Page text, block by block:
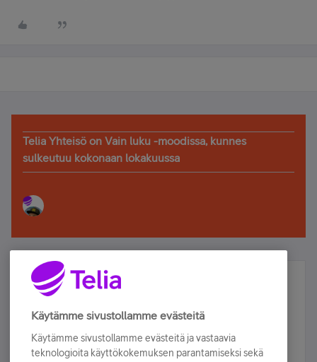
Telia Yhteisö on Vain luku -moodissa, kunnes
sulkeutuu kokonaan lokakuussa
Älä jää paitsi – osallistu ja voita!
Tilaa Telian uutiskirje ja olet mukana arvonnassa.
sähköpostiisi.
Käytämme sivustollamme evästeitä
Käytämme sivustollamme evästeitä ja vastaavia
teknologioita käyttökokemuksen parantamiseksi sekä